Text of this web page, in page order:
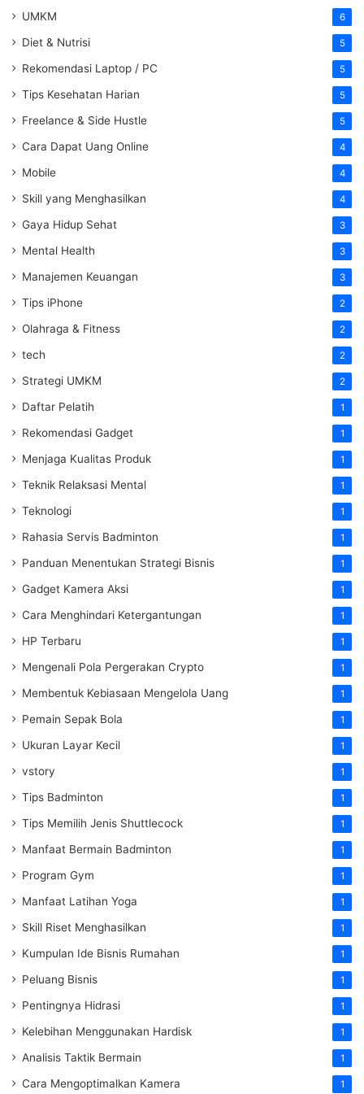
UMKM 6
Diet & Nutrisi 5
Rekomendasi Laptop / PC 5
Tips Kesehatan Harian 5
Freelance & Side Hustle 5
Cara Dapat Uang Online 4
Mobile 4
Skill yang Menghasilkan 4
Gaya Hidup Sehat 3
Mental Health 3
Manajemen Keuangan 3
Tips iPhone 2
Olahraga & Fitness 2
tech 2
Strategi UMKM 2
Daftar Pelatih 1
Rekomendasi Gadget 1
Menjaga Kualitas Produk 1
Teknik Relaksasi Mental 1
Teknologi 1
Rahasia Servis Badminton 1
Panduan Menentukan Strategi Bisnis 1
Gadget Kamera Aksi 1
Cara Menghindari Ketergantungan 1
HP Terbaru 1
Mengenali Pola Pergerakan Crypto 1
Membentuk Kebiasaan Mengelola Uang 1
Pemain Sepak Bola 1
Ukuran Layar Kecil 1
vstory 1
Tips Badminton 1
Tips Memilih Jenis Shuttlecock 1
Manfaat Bermain Badminton 1
Program Gym 1
Manfaat Latihan Yoga 1
Skill Riset Menghasilkan 1
Kumpulan Ide Bisnis Rumahan 1
Peluang Bisnis 1
Pentingnya Hidrasi 1
Kelebihan Menggunakan Hardisk 1
Analisis Taktik Bermain 1
Cara Mengoptimalkan Kamera 1